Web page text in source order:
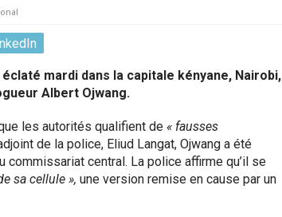
mardi dans la capitale kényane, Nairobi,
Albert Ojwang.
les autorités qualifient de « fausses
de la police, Eliud Langat, Ojwang a été
commissariat central. La police affirme qu’il se
sa cellule », une version remise en cause par un